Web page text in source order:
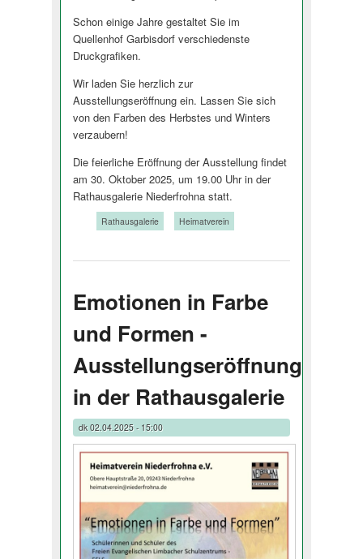
Schon einige Jahre gestaltet Sie im
Quellenhof Garbisdorf verschiedenste
Druckgrafiken.
Wir laden Sie herzlich zur
Ausstellungseröffnung ein. Lassen Sie sich
von den Farben des Herbstes und Winters
verzaubern!
Die feierliche Eröffnung der Ausstellung findet
am 30. Oktober 2025, um 19.00 Uhr in der
Rathausgalerie Niederfrohna statt.
Rathausgalerie Heimatverein
Emotionen in Farbe
und Formen -
Ausstellungseröffnung
in der Rathausgalerie
dk02.04.2025 - 15:00